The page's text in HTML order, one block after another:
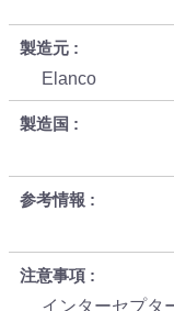
製造元
Elanco
製造国
参考情報
注意事項
インターセプタ